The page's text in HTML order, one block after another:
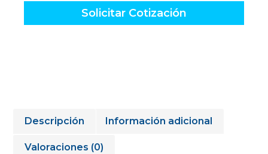
Solicitar Cotización
Descripción Información adicional
Valoraciones (0)